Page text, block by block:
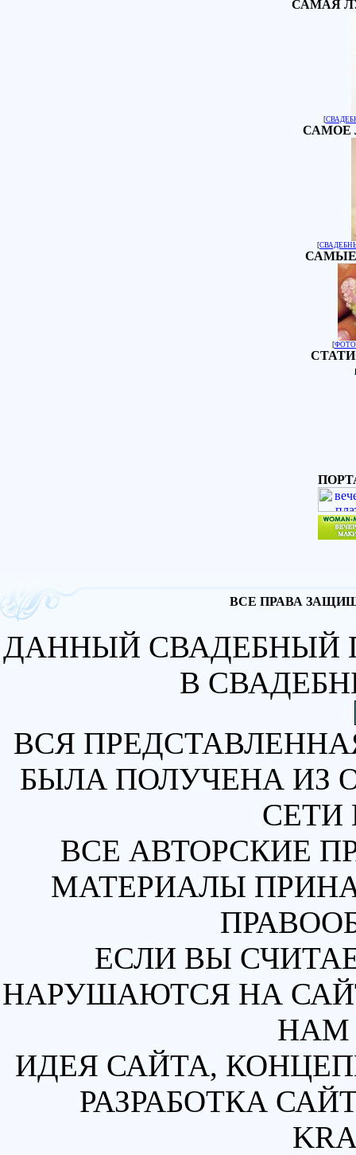
САМАЯ
[
САМОЕ
[
[
ВСЕ ПРАВА
ДАННЫЙ СВАДЕБНЫЙ
В
ВСЯ
БЫЛА ПОЛУЧЕНА ИЗ
СЕТИ
ВСЕ АВТОРСКИЕ
МАТЕРИАЛЫ
ЕСЛИ ВЫ
НАРУШАЮТСЯ НА
НАМ
ИДЕЯ САЙТА,
РАЗРАБОТКА